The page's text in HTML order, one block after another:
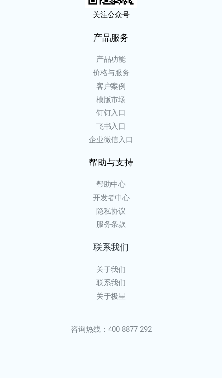
关注公众号
产品服务
产品功能
价格与服务
客户案例
模版市场
钉钉入口
飞书入口
企业微信入口
帮助与支持
帮助中心
开发者中心
隐私协议
服务条款
联系我们
关于我们
联系我们
关于极星
咨询热线：400 8877 292